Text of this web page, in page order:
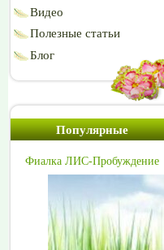
Видео
Полезные статьи
Блог
Популярные
Фиалка ЛИС-Пробуждение